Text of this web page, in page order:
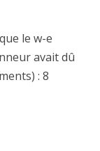
le w-e
avait dû
: 8